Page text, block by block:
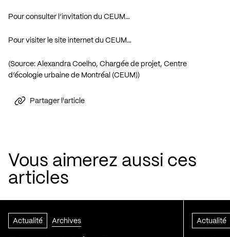
Pour consulter l’invitation du CEUM…
Pour visiter le site internet du CEUM…
(Source: Alexandra Coelho, Chargée de projet, Centre
d’écologie urbaine de Montréal (CEUM))
Partager l'article
Vous aimerez aussi ces
articles
Actualité Archives Actualité